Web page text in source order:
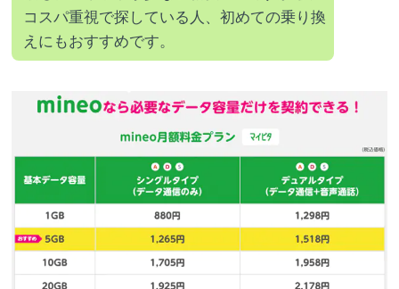
コスパ重視で探している人、初めての乗り換
えにもおすすめです。